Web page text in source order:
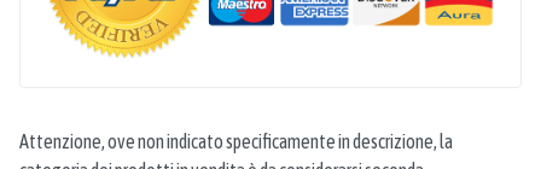
Attenzione, ove non indicato specificamente in descrizione, la